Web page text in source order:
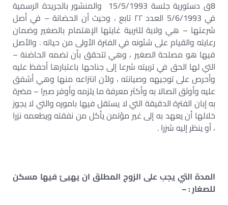
8ق دستورية جلسة 15/5/1993 والمنشور بالجريدة الرسمية
في 5/6/1993 العدد ۲۲ تابع ، وحيث أن الحضانة – في أصل
شرعتها – هي ولاية للتربية غايتها الإهتمام بالصغير وضمان
رعايته والقيام على شئونه في الفترة الأولى من حياته . والأصل
فيها هو مصلحة الصغير ، وهي تتحقق بأن تضمه الحاضنة –
التي لها الحق في تربيته شرعا إلى جناحها باعتبارها أحفظ عليه
وأحرص على توجيهه وصيانته ، ولأن انتزاعه منها وهي أشفق
عليه وأوثق اتصالا به وأكثر معرفة ما يلزمه وأوفر صبرا – مضرة
به إبان الفترة الدقيقة التي لا يستقل فيها باموره والتي لا يجوز
خلالها أن يعهد به إلى غير مؤتمن يأكل من نفقته ويطعمه نزرا
، أو ينظر إليه شزرا .
المدة التي يجب على الزوج المطلق ان يهيئ فيها مسكن
للصغار: –